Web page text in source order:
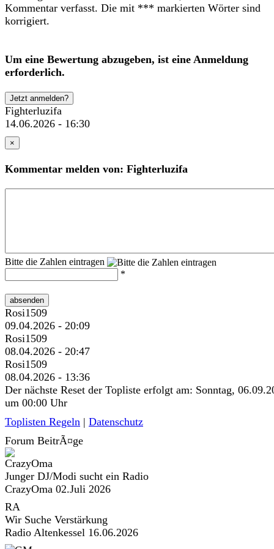
Kommentar verfasst. Die mit *** markierten Wörter sind
korrigiert.
Um eine Bewertung abzugeben, ist eine Anmeldung
erforderlich.
Jetzt anmelden?
Fighterluzifa
14.06.2026 - 16:30
×
Kommentar melden von: Fighterluzifa
Bitte die Zahlen eintragen
*
absenden
Rosi1509
09.04.2026 - 20:09
Rosi1509
08.04.2026 - 20:47
Rosi1509
08.04.2026 - 13:36
Der nächste Reset der Topliste erfolgt am: Sonntag,
um 00:00 Uhr
Toplisten Regeln | Datenschutz
Forum BeitrÃ¤ge
Junger DJ/Modi sucht ein Radio
CrazyOma 02.Juli 2026
RA
Wir Suche Verstärkung
Radio Altenkessel 16.06.2026